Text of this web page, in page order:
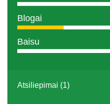
Blogai
Baisu
Atsiliepimai (1)